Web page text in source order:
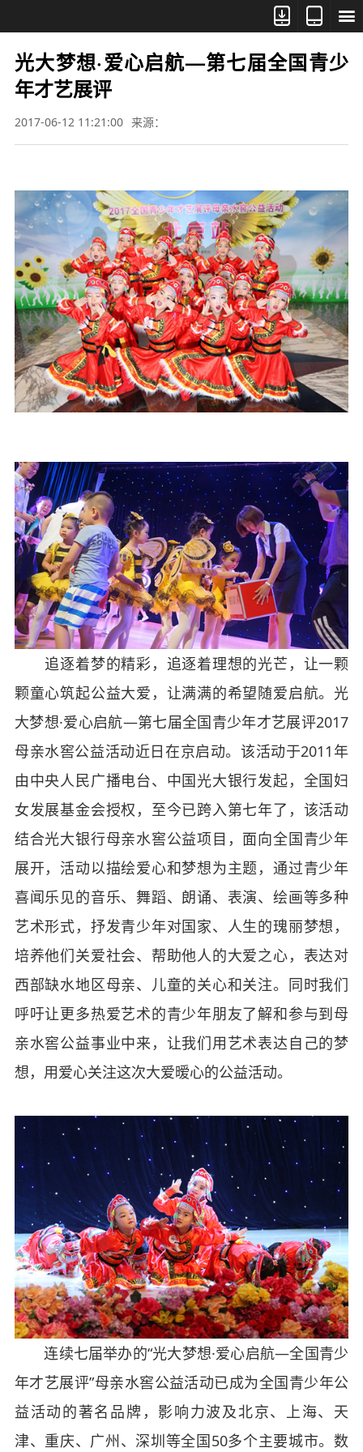



光大梦想·爱心启航—第七届全国青少
年才艺展评
2017-06-12 11:21:00 来源：
追逐着梦的精彩，追逐着理想的光芒，让一颗
颗童心筑起公益大爱，让满满的希望随爱启航。光
大梦想·爱心启航—第七届全国青少年才艺展评2017
母亲水窖公益活动近日在京启动。该活动于2011年
由中央人民广播电台、中国光大银行发起，全国妇
女发展基金会授权，至今已跨入第七年了，该活动
结合光大银行母亲水窖公益项目，面向全国青少年
展开，活动以描绘爱心和梦想为主题，通过青少年
喜闻乐见的音乐、舞蹈、朗诵、表演、绘画等多种
艺术形式，抒发青少年对国家、人生的瑰丽梦想，
培养他们关爱社会、帮助他人的大爱之心，表达对
西部缺水地区母亲、儿童的关心和关注。同时我们
呼吁让更多热爱艺术的青少年朋友了解和参与到母
亲水窖公益事业中来，让我们用艺术表达自己的梦
想，用爱心关注这次大爱暧心的公益活动。
连续七届举办的“光大梦想·爱心启航—全国青少
年才艺展评”母亲水窖公益活动已成为全国青少年公
益活动的著名品牌，影响力波及北京、上海、天
津、重庆、广州、深圳等全国50多个主要城市。数